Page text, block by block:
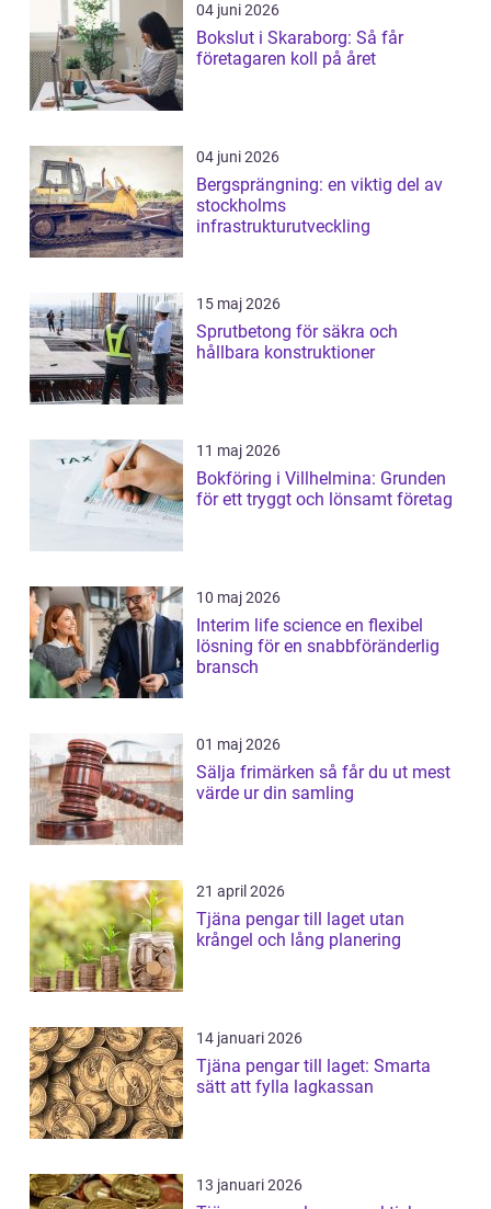
04 juni 2026
Bokslut i Skaraborg: Så får
företagaren koll på året
04 juni 2026
Bergsprängning: en viktig del av
stockholms
infrastrukturutveckling
15 maj 2026
Sprutbetong för säkra och
hållbara konstruktioner
11 maj 2026
Bokföring i Villhelmina: Grunden
för ett tryggt och lönsamt företag
10 maj 2026
Interim life science en flexibel
lösning för en snabbföränderlig
bransch
01 maj 2026
Sälja frimärken så får du ut mest
värde ur din samling
21 april 2026
Tjäna pengar till laget utan
krångel och lång planering
14 januari 2026
Tjäna pengar till laget: Smarta
sätt att fylla lagkassan
13 januari 2026